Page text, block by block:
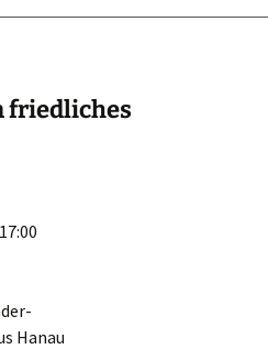
friedliches
Hanau